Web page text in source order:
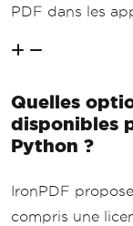
PDF dans les
Quelles
disponibles
Python ?
IronPDF
compris une